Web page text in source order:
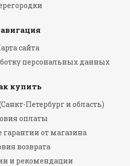
сайта
персональных данных
купить
Петербург и область)
оплаты
от магазина
возврата
и рекомендации